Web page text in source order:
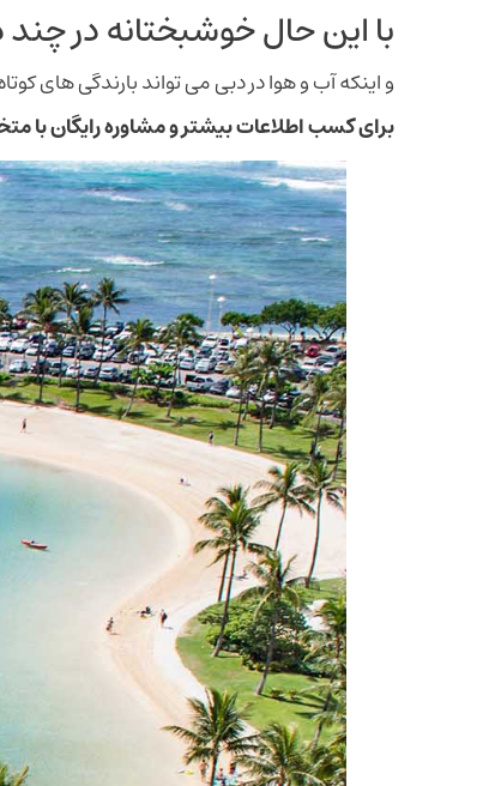
با این حال خوشبختانه در چند دهه
و اینکه آب و هوا در دبی می تواند بارندگی های
برای کسب اطلاعات بیشتر و مشاوره رایگان